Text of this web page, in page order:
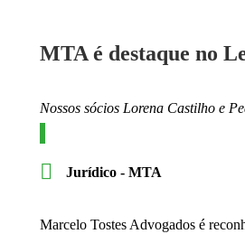
MTA é destaque no
Nossos sócios Lorena Castilho e
Jurídico - MTA
Marcelo Tostes Advogados é